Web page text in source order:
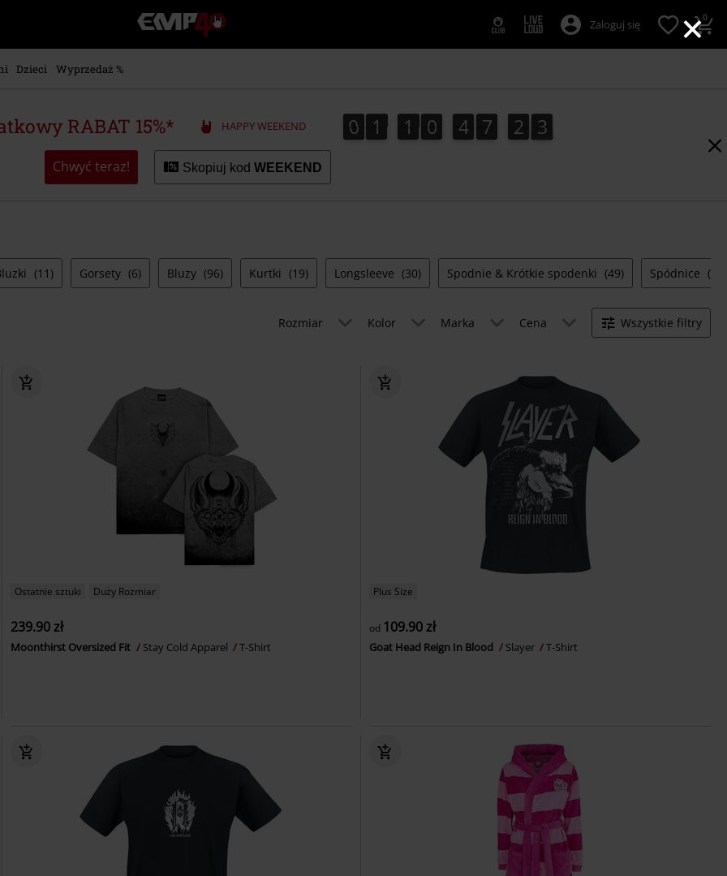
×
EMP
-
Merch
Seriali
Gier
Zaloguj się 0
Dzieci Wyprzedaż %
RABAT 15%* HAPPY WEEKEND 0
0 1
1 1
1 0
0 4
4 7
7 2
2 1
2
1
3
2
Chwyć teraz! Skopiuj kod WEEKEND
(11) Gorsety (6) Bluzy (96) Kurtki (19) Longsleeve (30) Spodnie & Krótkie spodenki (49) Spódnice (12)
Rozmiar Kolor Marka Cena Wszystkie filtry
Ostatnie sztuki Duży Rozmiar
239.90 zł
Moonthirst Oversized Fit Stay Cold Apparel T-Shirt
Plus Size
od 109.90 zł
Goat Head Reign In Blood Slayer T-Shirt